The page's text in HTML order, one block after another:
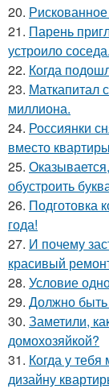
20.
21. Парень
устроило соседа.
22. Когда
23. Маткапитал
миллиона.
24. Россиянки
вместо
25.
обустроить
26. Подготовка
года!
27. И почему
красивый
28. Условие
29. Должно быть
30. Заметили,
домохозяйкой?
31. Когда у
дизайну